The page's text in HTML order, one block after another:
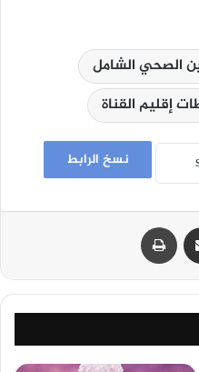
الصحي الشامل
إقليم القناة
نسخ الرابط
مشاركة عبر البريد